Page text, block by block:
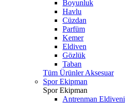
Boyunluk
Havlu
Cüzdan
Parfüm
Kemer
Eldiven
Gözlük
Taban
Tüm Ürünler Aksesuar
Spor Ekipman
Spor Ekipman
Antrenman Eldiveni